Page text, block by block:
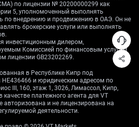
по лицензии № 20200000299 как
5, уполномоченный выполнять
по внедрению и продвижению в ОАЭ. Он не
брокерские услуги или выполнять
инвестиционным дилером,
Комиссией по финансовым услугам
лицензии GB23202269.
в Республике Кипр под
и юридическим адресом по
III, 160, этаж 1, 3026, Лимассол, Кипр,
платежного агента для VT
авторизована и не лицензирована на
деятельности.